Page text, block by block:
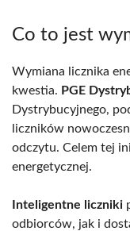
Co to jest
Wymiana licznika
kwestia. PGE
Dystrybucyjnego,
liczników
odczytu. Celem tej
energetycznej.
Inteligentne liczniki
odbiorców, jak i